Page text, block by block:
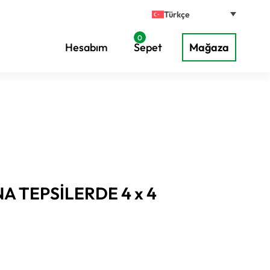
Türkçe
Hesabım Sepet
0
Mağaza
TEPSİLERDE 4 x 4